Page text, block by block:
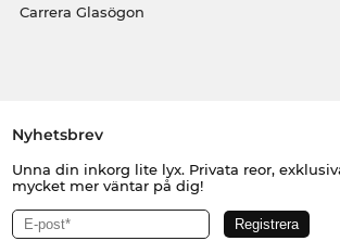
Carrera Glasögon
Nyhetsbrev
Unna din inkorg lite lyx. Privata reor,
mycket mer väntar på dig!